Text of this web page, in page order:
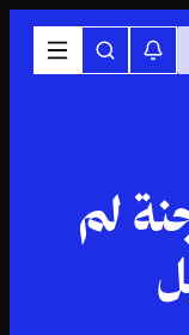
لم